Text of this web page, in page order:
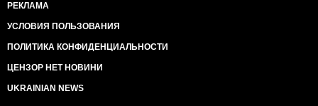
РЕКЛАМА
УСЛОВИЯ ПОЛЬЗОВАНИЯ
ПОЛИТИКА КОНФИДЕНЦИАЛЬНОСТИ
ЦЕНЗОР НЕТ НОВИНИ
UKRAINIAN NEWS